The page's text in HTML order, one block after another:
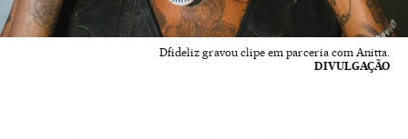
Dfideliz gravou clipe em parceria com Anitta.
DIVULGAÇÃO